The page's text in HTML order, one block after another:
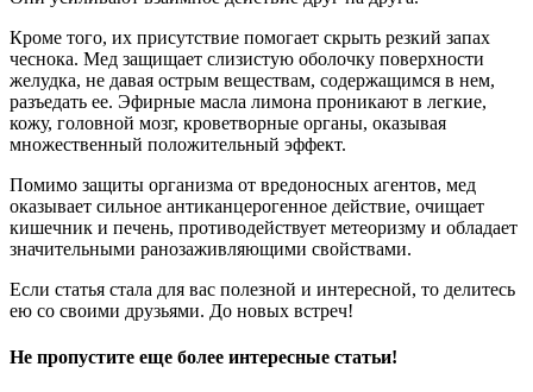
Кроме того, их присутствие помогает скрыть резкий запах
чеснока. Мед защищает слизистую оболочку поверхности
желудка, не давая острым веществам, содержащимся в нем,
разъедать ее. Эфирные масла лимона проникают в легкие,
кожу, головной мозг, кроветворные органы, оказывая
множественный положительный эффект.
Помимо защиты организма от вредоносных агентов, мед
оказывает сильное антиканцерогенное действие, очищает
кишечник и печень, противодействует метеоризму и обладает
значительными ранозаживляющими свойствами.
Если статья стала для вас полезной и интересной, то делитесь
ею со своими друзьями. До новых встреч!
Не пропустите еще более интересные статьи!